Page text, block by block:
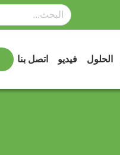
الحلول فيديو اتصل بنا